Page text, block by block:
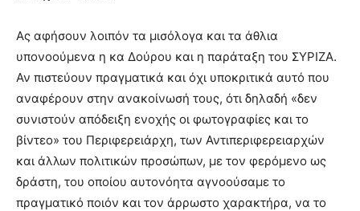
Ας αφήσουν λοιπόν τα μισόλογα και τα άθλια
υπονοούμενα η κα Δούρου και η παράταξη του ΣΥΡΙΖΑ.
Αν πιστεύουν πραγματικά και όχι υποκριτικά αυτό που
αναφέρουν στην ανακοίνωσή τους, ότι δηλαδή «δεν
συνιστούν απόδειξη ενοχής οι φωτογραφίες και το
βίντεο» του Περιφερειάρχη, των Αντιπεριφερειαρχών
και άλλων πολιτικών προσώπων, με τον φερόμενο ως
δράστη, του οποίου αυτονόητα αγνοούσαμε το
πραγματικό ποιόν και τον άρρωστο χαρακτήρα, να το